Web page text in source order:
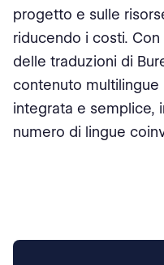
progetto e sulle
riducendo i costi.
delle traduzioni di
contenuto
integrata e semplice,
numero di lingue